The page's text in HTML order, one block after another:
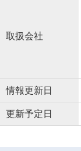
取扱会社
情報更新日
更新予定日